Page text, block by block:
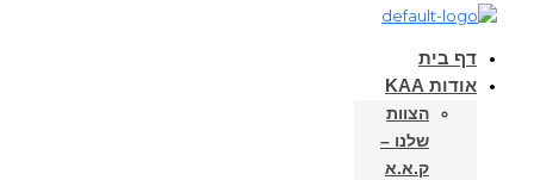
דף בית
אודות KAA
הצוות
שלנו –
ק.א.א